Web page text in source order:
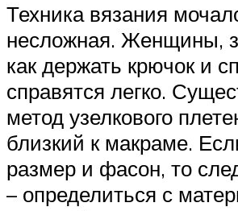
Техника вязания
несложная. Женщины,
как держать крючок и
справятся легко.
метод узелкового
близкий к макраме.
размер и фасон, то
– определиться с